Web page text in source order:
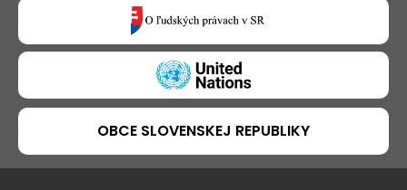
OBCE SLOVENSKEJ REPUBLIKY